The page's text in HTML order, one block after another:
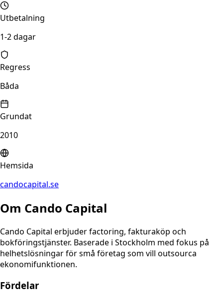
Utbetalning
1-2 dagar
Regress
Båda
Grundat
2010
Hemsida
candocapital.se
Om Cando Capital
Cando Capital erbjuder factoring, fakturaköp och
bokföringstjänster. Baserade i Stockholm med fokus på
helhetslösningar för små företag som vill outsourca
ekonomifunktionen.
Fördelar